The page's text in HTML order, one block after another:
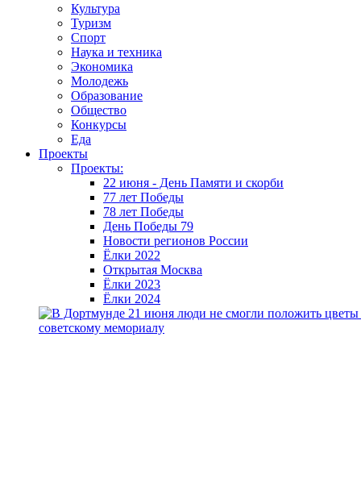
Культура
Туризм
Спорт
Наука и техника
Экономика
Молодежь
Образование
Общество
Конкурсы
Еда
Проекты
Проекты:
22 июня - День Памяти и скорби
77 лет Победы
78 лет Победы
День Победы 79
Новости регионов России
Ёлки 2022
Открытая Москва
Ёлки 2023
Ёлки 2024